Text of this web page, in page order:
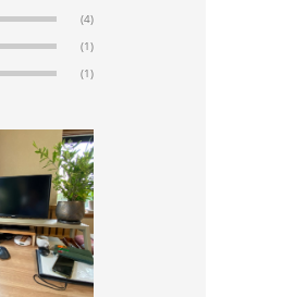
(4)
(1)
(1)